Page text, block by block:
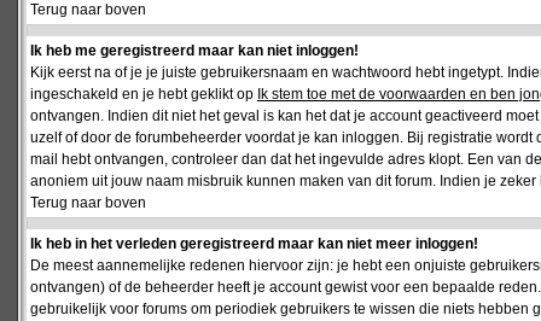
Terug naar boven
Ik heb me geregistreerd maar kan niet inloggen!
Kijk eerst na of je je juiste gebruikersnaam en wachtwoord hebt ingetypt.
ingeschakeld en je hebt geklikt op Ik stem toe met de voorwaarden en ben
ontvangen. Indien dit niet het geval is kan het dat je account geactiveerd
uzelf of door de forumbeheerder voordat je kan inloggen. Bij registratie
mail hebt ontvangen, controleer dan dat het ingevulde adres klopt. Een van
anoniem uit jouw naam misbruik kunnen maken van dit forum. Indien je
Terug naar boven
Ik heb in het verleden geregistreerd maar kan niet meer inloggen!
De meest aannemelijke redenen hiervoor zijn: je hebt een onjuiste
ontvangen) of de beheerder heeft je account gewist voor een bepaalde
gebruikelijk voor forums om periodiek gebruikers te wissen die niets